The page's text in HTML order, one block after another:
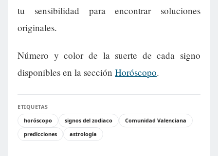
tu sensibilidad para encontrar soluciones
originales.
Número y color de la suerte de cada signo
disponibles en la sección Horóscopo.
ETIQUETAS
horóscopo
signos del zodiaco
Comunidad Valenciana
predicciones
astrología